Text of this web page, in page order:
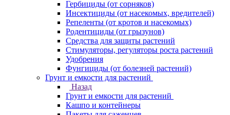
Гербициды (от сорняков)
Инсектициды (от насекомых, вредителей)
Репеленты (от кротов и насекомых)
Родентициды (от грызунов)
Средства для защиты растений
Стимуляторы, регуляторы роста растений
Удобрения
Фунгициды (от болезней растений)
Грунт и емкости для растений
Назад
Грунт и емкости для растений
Кашпо и контейнеры